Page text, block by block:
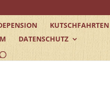
KUTSCHFAHRTEN
DATENSCHUTZ